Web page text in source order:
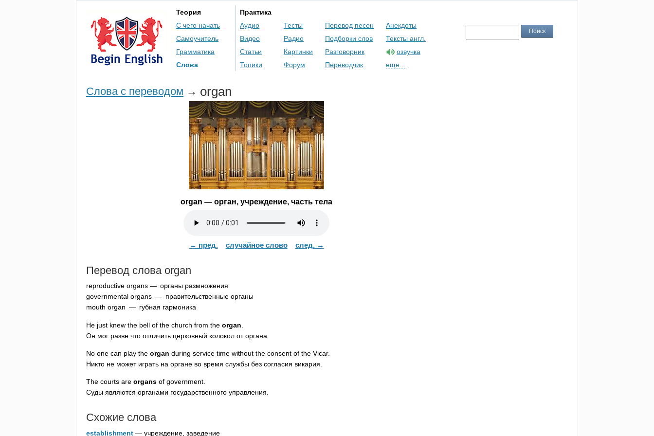
Теория
С чего начать
Самоучитель
Грамматика
Слова
Практика
Аудио
Видео
Статьи
Топики
Тесты
Радио
Картинки
Форум
Перевод песен
Подборки слов
Разговорник
Переводчик
Анекдоты
Тексты англ.
озвучка
еще...
Слова с переводом → organ
organ — орган, учреждение, часть тела
← пред. случайное слово след. →
Перевод слова organ
reproductive organs — органы размножения
governmental organs — правительственные органы
mouth organ — губная гармоника
He just knew the bell of the church from the organ
Он мог разве что отличить церковный колокол от органа.
No one can play the organ during service time without the consent of the Vicar.
Никто не может играть на органе во время службы без согласия викария.
The courts are organs of government.
Суды являются органами государственного управления.
Схожие слова
establishment — учреждение, заведение